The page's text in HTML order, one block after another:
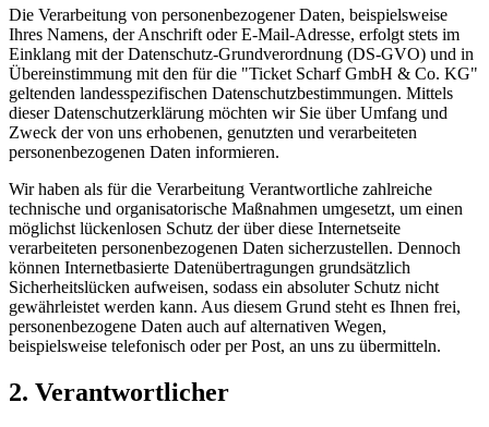
Die Verarbeitung von personenbezogener Daten, beispielsweise
Ihres Namens, der Anschrift oder E-Mail-Adresse, erfolgt stets im
Einklang mit der Datenschutz-Grundverordnung (DS-GVO) und in
Übereinstimmung mit den für die "Ticket Scharf GmbH & Co. KG"
geltenden landesspezifischen Datenschutzbestimmungen. Mittels
dieser Datenschutzerklärung möchten wir Sie über Umfang und
Zweck der von uns erhobenen, genutzten und verarbeiteten
personenbezogenen Daten informieren.
Wir haben als für die Verarbeitung Verantwortliche zahlreiche
technische und organisatorische Maßnahmen umgesetzt, um einen
möglichst lückenlosen Schutz der über diese Internetseite
verarbeiteten personenbezogenen Daten sicherzustellen. Dennoch
können Internetbasierte Datenübertragungen grundsätzlich
Sicherheitslücken aufweisen, sodass ein absoluter Schutz nicht
gewährleistet werden kann. Aus diesem Grund steht es Ihnen frei,
personenbezogene Daten auch auf alternativen Wegen,
beispielsweise telefonisch oder per Post, an uns zu übermitteln.
2. Verantwortlicher